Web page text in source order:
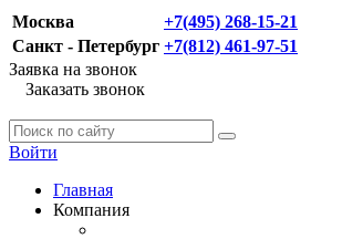
Москва
+7(495) 268-15-21
Санкт - Петербург +7(812) 461-97-51
Заявка на звонок
Заказать звонок
Войти
Главная
Компания